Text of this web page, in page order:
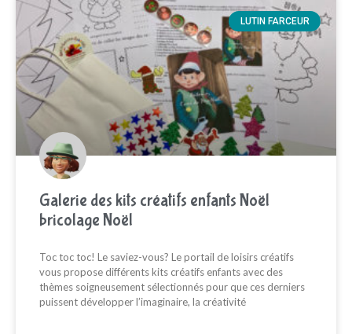
LUTIN FARCEUR
Galerie des kits créatifs enfants Noël
bricolage Noël
Toc toc toc! Le saviez-vous? Le portail de loisirs créatifs
vous propose différents kits créatifs enfants avec des
thèmes soigneusement sélectionnés pour que ces derniers
puissent développer l’imaginaire, la créativité